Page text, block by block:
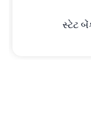
સ્ટેટ